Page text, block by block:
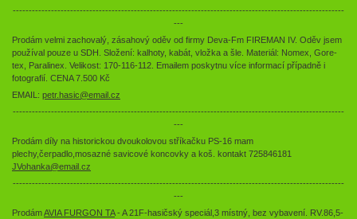
--------------------------------------------------------------------------------------------------------
---
Prodám velmi zachovalý, zásahový oděv od firmy Deva-Fm FIREMAN IV. Oděv jsem
používal pouze u SDH. Složení: kalhoty, kabát, vložka a šle. Materiál: Nomex, Gore-
tex, Paralinex. Velikost: 170-116-112. Emailem poskytnu více informací případně i
fotografií. CENA 7.500 Kč
EMAIL: petr.hasic@email.cz
--------------------------------------------------------------------------------------------------------
---
Prodám díly na historickou dvoukolovou stříkačku PS-16 mam
plechy,čerpadlo,mosazné savicové koncovky a koš. kontakt 725846181
JVohanka@email.cz
--------------------------------------------------------------------------------------------------------
---
ProdámAVIA FURGON TA- A 21F-hasičský speciál,3 místný, bez vybavení. RV.86,5-